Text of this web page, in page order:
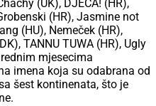
(UK), DJECA! (HR),
(HR), Jasmine not
(HU), Nemeček (HR),
TANNU TUWA (HR), Ugly
mjesecima
imena koja su odabrana od
šest kontinenata, što je